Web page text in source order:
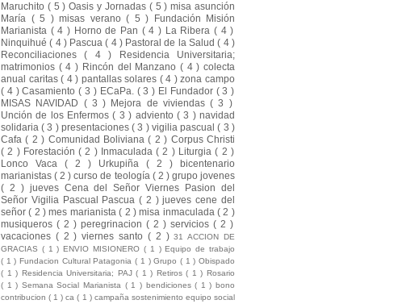
Maruchito ( 5 )Oasis y Jornadas ( 5 )misa asunción
María ( 5 ) misas verano ( 5 )
Fundación Misión
Marianista ( 4 ) Horno de Pan ( 4 ) La Ribera( 4 )
Ninquihué( 4 ) Pascua( 4 ) Pastoral de la Salud( 4 )
Reconciliaciones( 4 )
Residencia Universitaria;
matrimonios ( 4 ) Rincón del Manzano ( 4 )colecta
anual caritas( 4 ) pantallas solares ( 4 )zona campo
( 4 )Casamiento( 3 ) ECaPa. ( 3 ) El Fundador ( 3 )
MISAS NAVIDAD ( 3 ) Mejora de viviendas( 3 )
Unción de los Enfermos( 3 ) adviento ( 3 )navidad
solidaria( 3 ) presentaciones( 3 ) vigilia pascual( 3 )
Cafa( 2 ) Comunidad Boliviana( 2 ) Corpus Christi
( 2 ) Forestación( 2 ) Inmaculada( 2 ) Liturgia( 2 )
Lonco Vaca ( 2 ) Urkupiña ( 2 ) bicentenario
marianistas( 2 )curso de teología ( 2 ) grupo jovenes
( 2 ) jueves Cena del Señor Viernes Pasion del
Señor Vigilia Pascual Pascua( 2 )jueves cene del
señor( 2 )mes marianista( 2 )misa inmaculada ( 2 )
musiqueros ( 2 ) peregrinacion ( 2 ) servicios ( 2 )
vacaciones ( 2 )viernes santo ( 2 )31 ACCION DE
GRACIAS ( 1 )ENVIO MISIONERO ( 1 )Equipo de trabajo
( 1 )Fundacion Cultural Patagonia( 1 )Grupo ( 1 )Obispado
( 1 ) Residencia Universitaria; PAJ( 1 ) Retiros( 1 )Rosario
( 1 ) Semana Social Marianista ( 1 ) bendiciones( 1 )bono
contribucion( 1 )ca( 1 ) campaña sostenimiento equipo social